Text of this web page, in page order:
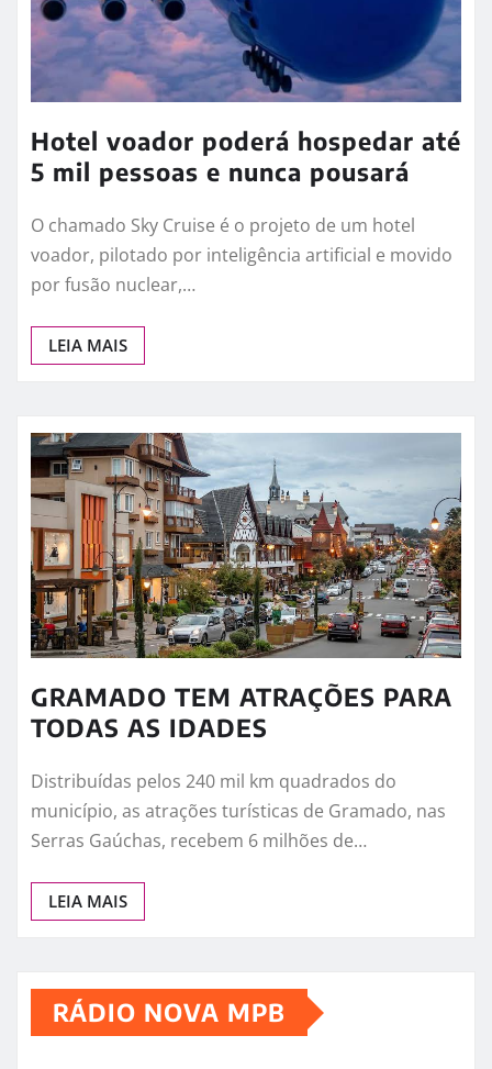
Hotel voador poderá hospedar até
5 mil pessoas e nunca pousará
O chamado Sky Cruise é o projeto de um hotel
voador, pilotado por inteligência artificial e movido
por fusão nuclear,…
LEIA MAIS
GRAMADO TEM ATRAÇÕES PARA
TODAS AS IDADES
Distribuídas pelos 240 mil km quadrados do
município, as atrações turísticas de Gramado, nas
Serras Gaúchas, recebem 6 milhões de…
LEIA MAIS
RÁDIO NOVA MPB